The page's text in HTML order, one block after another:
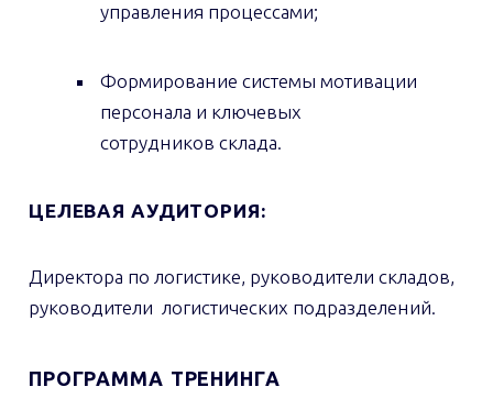
управления процессами;
Формирование системы мотивации
персонала и ключевых
сотрудников склада.
ЦЕЛЕВАЯ АУДИТОРИЯ:
Директора по логистике, руководители складов,
руководители логистических подразделений.
ПРОГРАММА ТРЕНИНГА